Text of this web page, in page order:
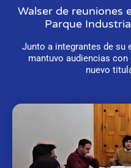
Walser de reuniones
Parque
Junto a integrantes de su
mantuvo audiencias
nuevo